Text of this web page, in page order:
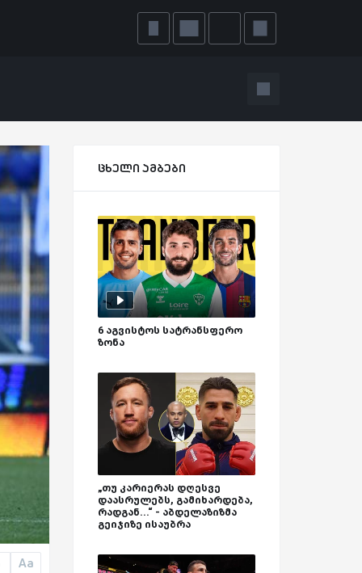
Aa
ცხელი ამბები
6 აგვისტოს სატრანსფერო
ზონა
„თუ კარიერას დღესვე
დაასრულებს, გამიხარდება,
რადგან...“ - აბდელაზიზმა
გეიჯიზე ისაუბრა